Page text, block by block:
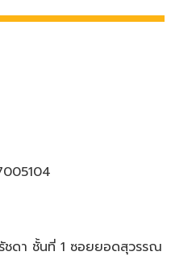
ชดา ชั้นที่ 1 ซอยยอดสุวรรณ